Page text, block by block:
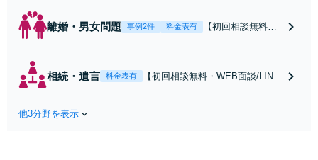
離婚・男女問題 事例2件 料金表有
【初回相談無料・
倫の早期解決】
相続・遺言 料金表有
【初回相談無料・WEB面談/LINE
他3分野を表示